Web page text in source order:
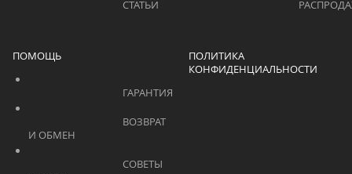
ПОМОЩЬ
ПОЛИТИКА
КОНФИДЕНЦИАЛЬНОСТИ